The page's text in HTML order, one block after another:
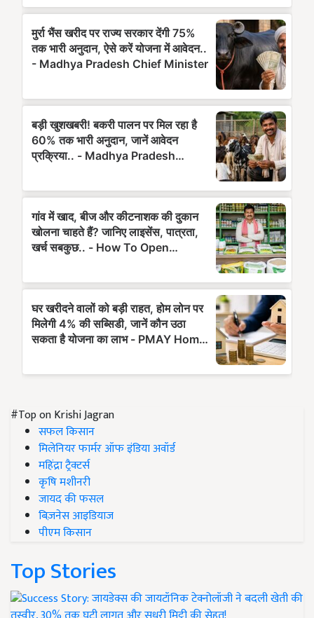
#Top on Krishi Jagran
सफल किसान
मिलेनियर फार्मर ऑफ इंडिया अवॉर्ड
महिंद्रा ट्रैक्टर्स
कृषि मशीनरी
जायद की फसल
बिज़नेस आइडियाज
पीएम किसान
Top Stories